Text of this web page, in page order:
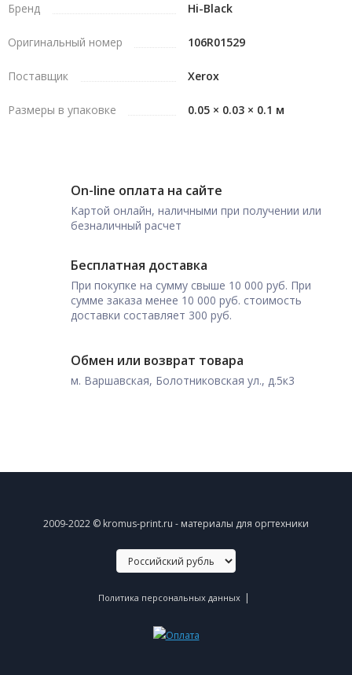
Бренд Hi-Black
Оригинальный номер 106R01529
Поставщик Xerox
Размеры в упаковке 0.05 × 0.03 × 0.1 м
On-line оплата на сайте
Картой онлайн, наличными при получении или
безналичный расчет
Бесплатная доставка
При покупке на сумму свыше 10 000 руб. При
сумме заказа менее 10 000 руб. стоимость
доставки составляет 300 руб.
Обмен или возврат товара
м. Варшавская, Болотниковская ул., д.5к3
2009-2022 © kromus-print.ru - материалы для оргтехники
Политика персональных данных |